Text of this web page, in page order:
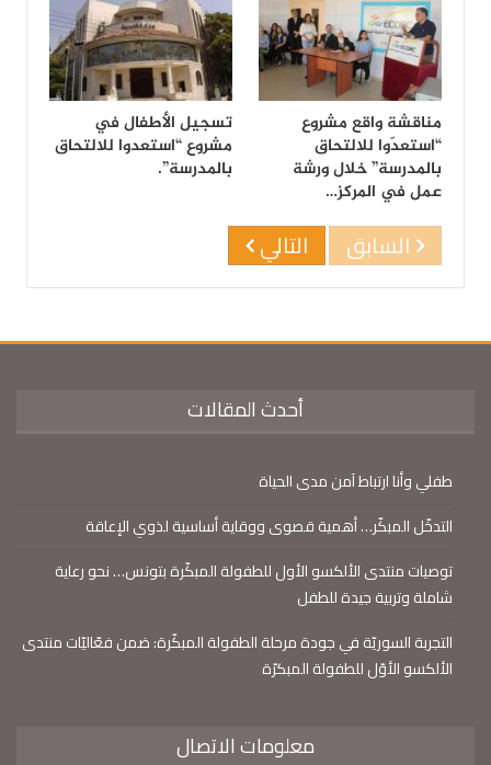
مناقشة واقع مشروع
“استعدّوا للالتحاق
بالمدرسة” خلال ورشة
عمل في المركز…
تسجيل الأطفال في
مشروع “استعدوا للالتحاق
بالمدرسة”.
السابق التالي
أحدث المقالات
طفلي وأنا ارتباط آمن مدى الحياة
التدخّل المبكّر… أهمية قصوى ووقاية أساسية لذوي الإعاقة
توصيات منتدى الألكسو الأول للطفولة المبكّرة بتونس… نحو رعاية
شاملة وتربية جيدة للطفل
التجربة السوريّة في جودة مرحلة الطفولة المبكّرة: ضمن فعّاليّات منتدى
الألكسو الأوّل للطفولة المبكرّة
معلومات الاتصال